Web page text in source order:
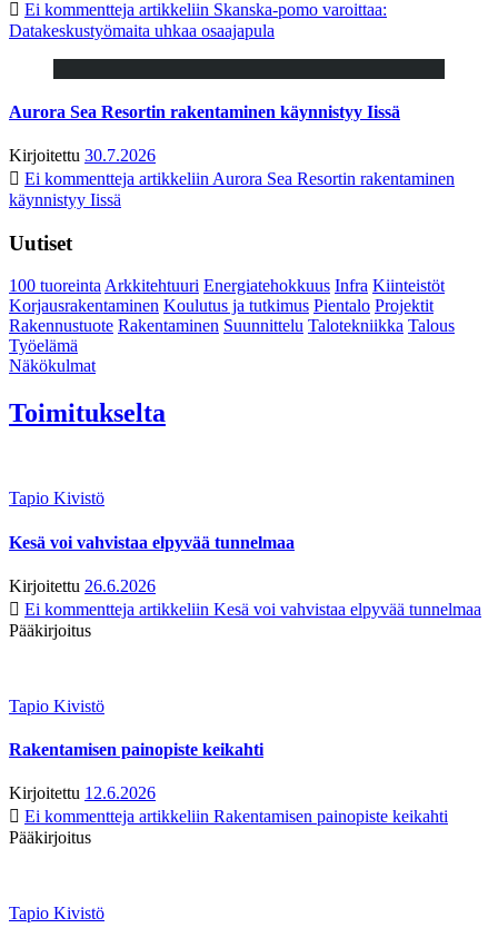
Ei kommentteja artikkeliin Skanska-pomo varoittaa:
Datakeskustyömaita uhkaa osaajapula
Aurora Sea Resortin rakentaminen käynnistyy Iissä
Kirjoitettu 30.7.2026
Ei kommentteja artikkeliin Aurora Sea Resortin rakentaminen
käynnistyy Iissä
Uutiset
100 tuoreintaArkkitehtuuri Energiatehokkuus Infra Kiinteistöt
Korjausrakentaminen Koulutus ja tutkimus Pientalo Projektit
Rakennustuote Rakentaminen Suunnittelu Talotekniikka Talous
Työelämä
Näkökulmat
Toimitukselta
Tapio Kivistö
Kesä voi vahvistaa elpyvää tunnelmaa
Kirjoitettu 26.6.2026
Ei kommentteja artikkeliin Kesä voi vahvistaa elpyvää tunnelmaa
Pääkirjoitus
Tapio Kivistö
Rakentamisen painopiste keikahti
Kirjoitettu 12.6.2026
Ei kommentteja artikkeliin Rakentamisen painopiste keikahti
Pääkirjoitus
Tapio Kivistö